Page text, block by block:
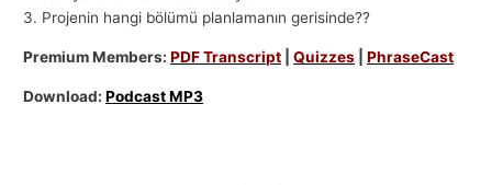
3. Projenin hangi bölümü planlamanın gerisinde??
Premium Members:PDF Transcript |Quizzes |PhraseCast
Download:Podcast MP3